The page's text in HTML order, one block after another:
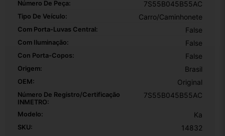
Número De Peça: 7S55B045B55AC
Tipo De Veículo: Carro/Caminhonete
Com Porta-Luvas Central: False
Com Iluminação: False
Con Porta-Copos: False
Origem: Brasil
OEM: Original
Número De Registro/certificação
INMETRO:
7S55B045B55AC
Modelo: Ka
SKU: 14832